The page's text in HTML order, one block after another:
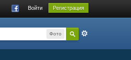
Войти Регистрация
Фото